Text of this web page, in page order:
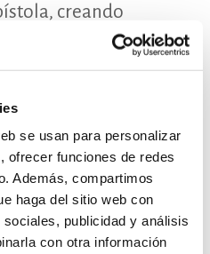
se usan para personalizar
ofrecer funciones de redes
Además, compartimos
haga del sitio web con
publicidad y análisis
con otra información
creando
de diálogo
sonoros.
narró
a través de
con una
continuó con la
por